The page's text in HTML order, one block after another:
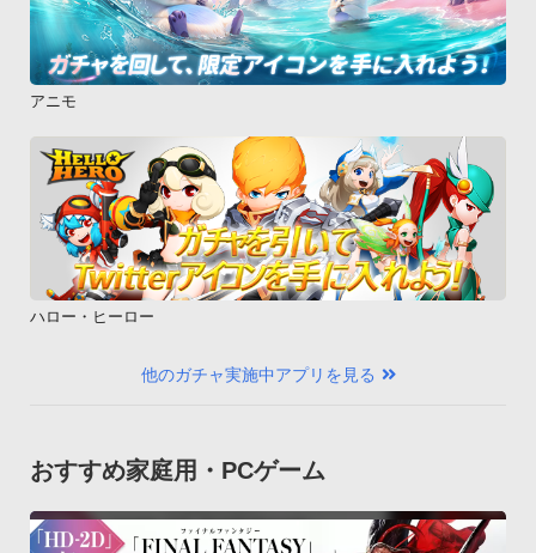
アニモ
ハロー・ヒーロー
他のガチャ実施中アプリを見る
おすすめ家庭用・PCゲーム